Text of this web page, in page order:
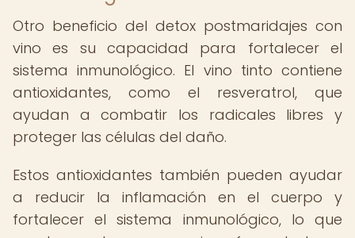
Otro beneficio del detox postmaridajes con
vino es su capacidad para fortalecer el
sistema inmunológico. El vino tinto contiene
antioxidantes, como el resveratrol, que
ayudan a combatir los radicales libres y
proteger las células del daño.
Estos antioxidantes también pueden ayudar
a reducir la inflamación en el cuerpo y
fortalecer el sistema inmunológico, lo que